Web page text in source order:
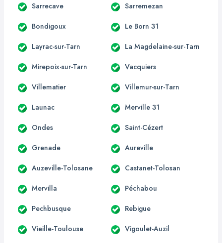
Sarrecave Sarremezan
Bondigoux Le Born 31
Layrac-sur-Tarn La Magdelaine-sur-Tarn
Mirepoix-sur-Tarn Vacquiers
Villematier Villemur-sur-Tarn
Launac Merville 31
Ondes Saint-Cézert
Grenade Aureville
Auzeville-Tolosane Castanet-Tolosan
Mervilla Péchabou
Pechbusque Rebigue
Vieille-Toulouse Vigoulet-Auzil